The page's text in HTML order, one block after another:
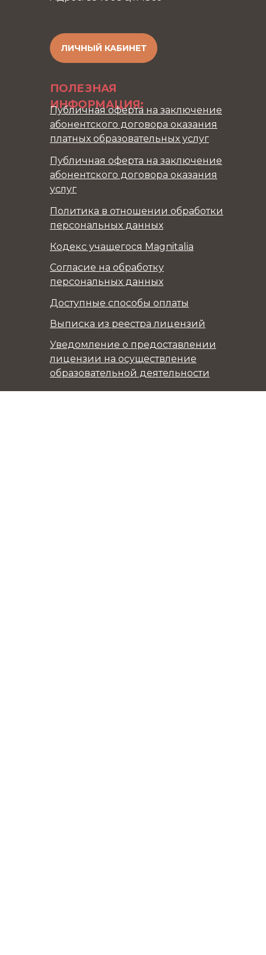
ЛИЧНЫЙ КАБИНЕТ
ПОЛЕЗНАЯ
ИНФОРМАЦИЯ:
Кодекс учащегося Magnitalia
Уведомление о предоставлении
лицензии на осуществление
образовательной деятельности
Выписка из реестра лицензий
Доступные способы оплаты
Согласие на обработку
персональных данных
Политика в отношении обработки
персональных данных
Публичная оферта на заключение
абонентского договора оказания
услуг
Публичная оферта на заключение
абонентского договора оказания
платных образовательных услуг